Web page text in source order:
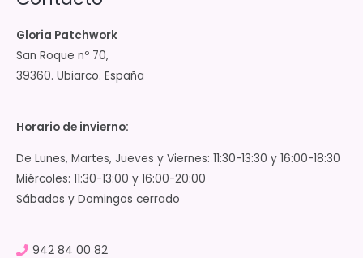
Gloria Patchwork
San Roque nº 70,
39360. Ubiarco. España
Horario de invierno:
De Lunes, Martes, Jueves y Viernes: 11:30-13:30 y 16:00-18:30
Miércoles: 11:30-13:00 y 16:00-20:00
Sábados y Domingos cerrado
942 84 00 82